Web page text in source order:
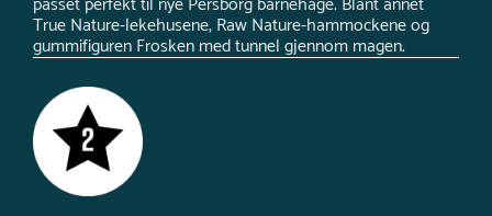
True Nature-lekehusene, Raw Nature-hammockene og
gummifiguren Frosken med tunnel gjennom magen.